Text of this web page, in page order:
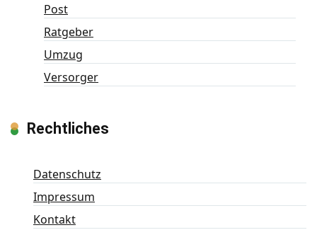
Post
Ratgeber
Umzug
Versorger
Rechtliches
Datenschutz
Impressum
Kontakt